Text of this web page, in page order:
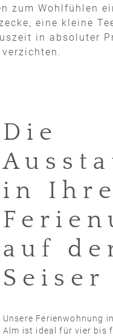
zum Wohlfühlen
eine kleine
in absoluter
Die
in
auf
Seiser
Unsere Ferienwohnung
Alm ist ideal für vier bis